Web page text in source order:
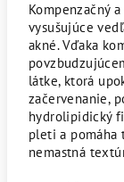
Kompenzačný
vysušujúce
akné. Vďaka
látke, ktorá
začervenanie,
hydrolipidický
pleti a pomáha
nemastná